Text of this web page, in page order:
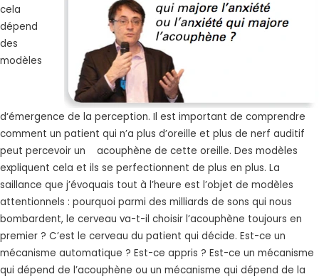
cela
dépend
des
modèles
d‘émergence de la perception. Il est important de comprendre
comment un patient qui n’a plus d’oreille et plus de nerf auditif
peut percevoir un acouphène de cette oreille. Des modèles
expliquent cela et ils se perfectionnent de plus en plus. La
saillance que j’évoquais tout à l’heure est l’objet de modèles
attentionnels : pourquoi parmi des milliards de sons qui nous
bombardent, le cerveau va-t-il choisir l’acouphène toujours en
premier ? C’est le cerveau du patient qui décide. Est-ce un
mécanisme automatique ? Est-ce appris ? Est-ce un mécanisme
qui dépend de l’acouphène ou un mécanisme qui dépend de la